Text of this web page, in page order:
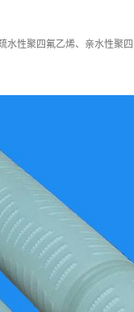
性聚四氟乙烯、亲水性聚